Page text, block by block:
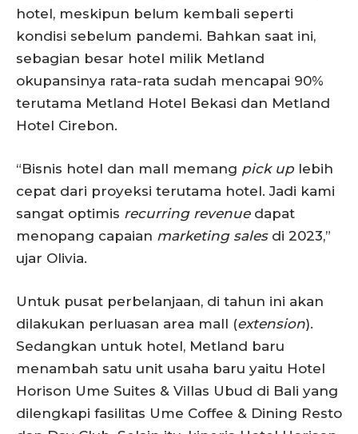
hotel, meskipun belum kembali seperti
kondisi sebelum pandemi. Bahkan saat ini,
sebagian besar hotel milik Metland
okupansinya rata-rata sudah mencapai 90%
terutama Metland Hotel Bekasi dan Metland
Hotel Cirebon.
“Bisnis hotel dan mall memang pick uplebih
cepat dari proyeksi terutama hotel. Jadi kami
sangat optimis recurring revenuedapat
menopang capaian marketing salesdi 2023,”
ujar Olivia.
Untuk pusat perbelanjaan, di tahun ini akan
dilakukan perluasan area mall (extension).
Sedangkan untuk hotel, Metland baru
menambah satu unit usaha baru yaitu Hotel
Horison Ume Suites & Villas Ubud di Bali yang
dilengkapi fasilitas Ume Coffee & Dining Resto